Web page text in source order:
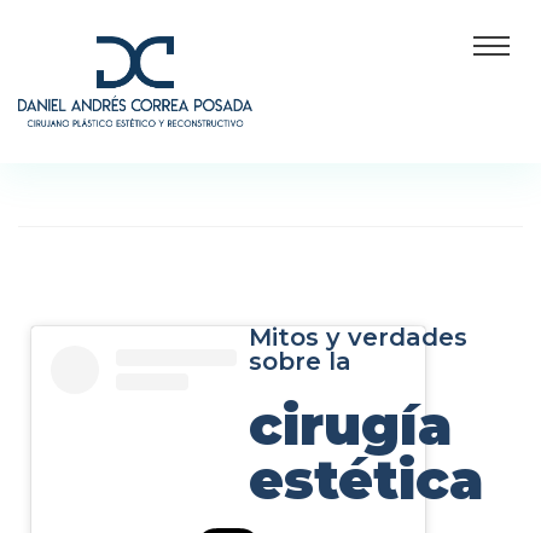
Mitos y verdades
sobre la
cirugía
estética